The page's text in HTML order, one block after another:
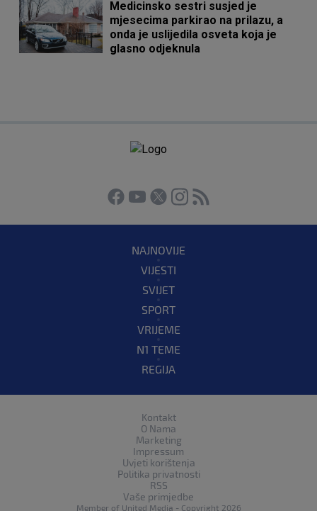
Medicinsko sestri susjed je
mjesecima parkirao na prilazu, a
onda je uslijedila osveta koja je
glasno odjeknula
NAJNOVIJE
VIJESTI
SVIJET
SPORT
VRIJEME
N1 TEME
REGIJA
Kontakt
O Nama
Marketing
Impressum
Uvjeti korištenja
Politika privatnosti
RSS
Vaše primjedbe
Member of United Media - Copyright 2026